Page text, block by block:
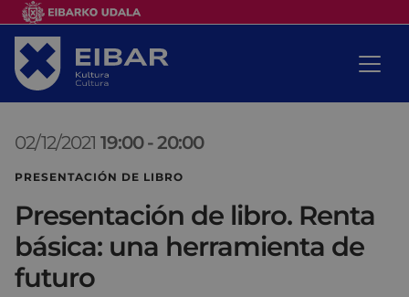
02/12/2021 19:00 -20:00
PRESENTACIÓN DE LIBRO
Presentación de libro. Renta
básica: una herramienta de
futuro